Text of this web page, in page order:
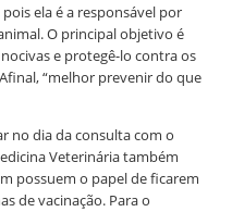
ela é a responsável por
O principal objetivo é
e protegê-lo contra os
“melhor prevenir do que
no dia da consulta com o
Veterinária também
possuem o papel de ficarem
de vacinação. Para o